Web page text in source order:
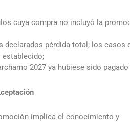
cuya compra no incluyó la
declarados pérdida total; los
establecido;
2027 ya hubiese sido
implica el conocimiento y